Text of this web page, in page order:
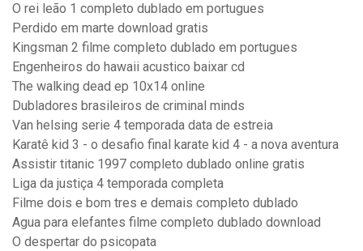
O rei leão 1 completo dublado em portugues
Perdido em marte download gratis
Kingsman 2 filme completo dublado em portugues
Engenheiros do hawaii acustico baixar cd
The walking dead ep 10x14 online
Dubladores brasileiros de criminal minds
Van helsing serie 4 temporada data de estreia
Karatê kid 3 - o desafio final karate kid 4 - a nova aventura
Assistir titanic 1997 completo dublado online gratis
Liga da justiça 4 temporada completa
Filme dois e bom tres e demais completo dublado
Agua para elefantes filme completo dublado download
O despertar do psicopata